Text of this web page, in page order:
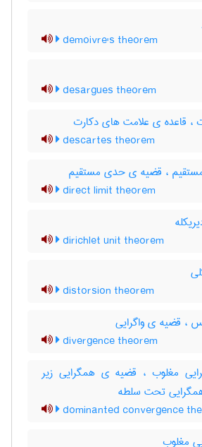
demoivre's theorem
desargues theorem
، قاعده ی علامت های دکارت
descartes theorem
، قضیه ی حدی مستقیم
direct limit theorem
dirichlet unit theorem
distorsion theorem
، قضیه ی واگرایی
divergence theorem
مغلوب ، قضیه ی همگرایی زیر
تحت سلطه
dominanted convergence
مغلوب